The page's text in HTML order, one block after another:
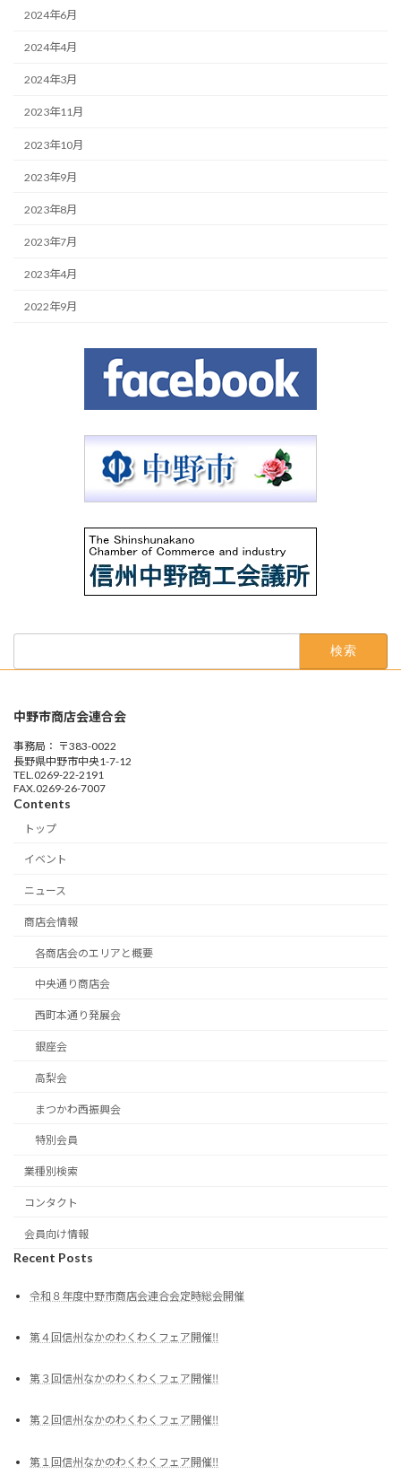
2024年6月
2024年4月
2024年3月
2023年11月
2023年10月
2023年9月
2023年8月
2023年7月
2023年4月
2022年9月
中野市商店会連合会
事務局： 〒383-0022
長野県中野市中央1-7-12
TEL.0269-22-2191
FAX.0269-26-7007
Contents
トップ
イベント
ニュース
商店会情報
各商店会のエリアと概要
中央通り商店会
西町本通り発展会
銀座会
高梨会
まつかわ西振興会
特別会員
業種別検索
コンタクト
会員向け情報
Recent Posts
令和８年度中野市商店会連合会定時総会開催
第４回信州なかのわくわくフェア開催‼
第３回信州なかのわくわくフェア開催‼
第２回信州なかのわくわくフェア開催‼
第１回信州なかのわくわくフェア開催‼